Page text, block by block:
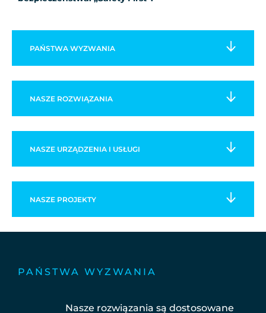
PAŃSTWA WYZWANIA
NASZE ROZWIĄZANIA
NASZE URZĄDZENIA I USŁUGI
NASZE PROJEKTY
PAŃSTWA WYZWANIA
Nasze rozwiązania są dostosowane